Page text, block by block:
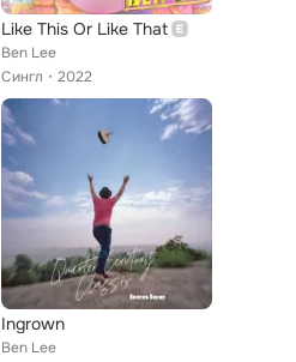
Like This Or Like That
Ben Lee
Сингл
2022
Ingrown
Ben Lee